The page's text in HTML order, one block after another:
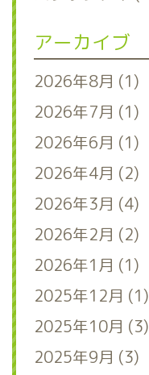
アーカイブ
2026年8月 (1)
2026年7月 (1)
2026年6月 (1)
2026年4月 (2)
2026年3月 (4)
2026年2月 (2)
2026年1月 (1)
2025年12月 (1)
2025年10月 (3)
2025年9月 (3)